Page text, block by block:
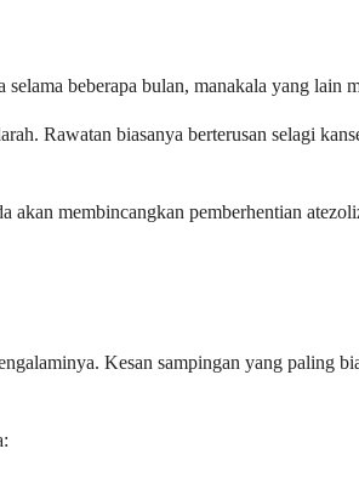
beberapa bulan, manakala yang lain
Rawatan biasanya berterusan selagi
membincangkan pemberhentian
Kesan sampingan yang paling